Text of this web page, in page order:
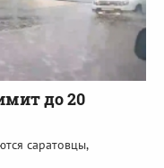
до 20
саратовцы,